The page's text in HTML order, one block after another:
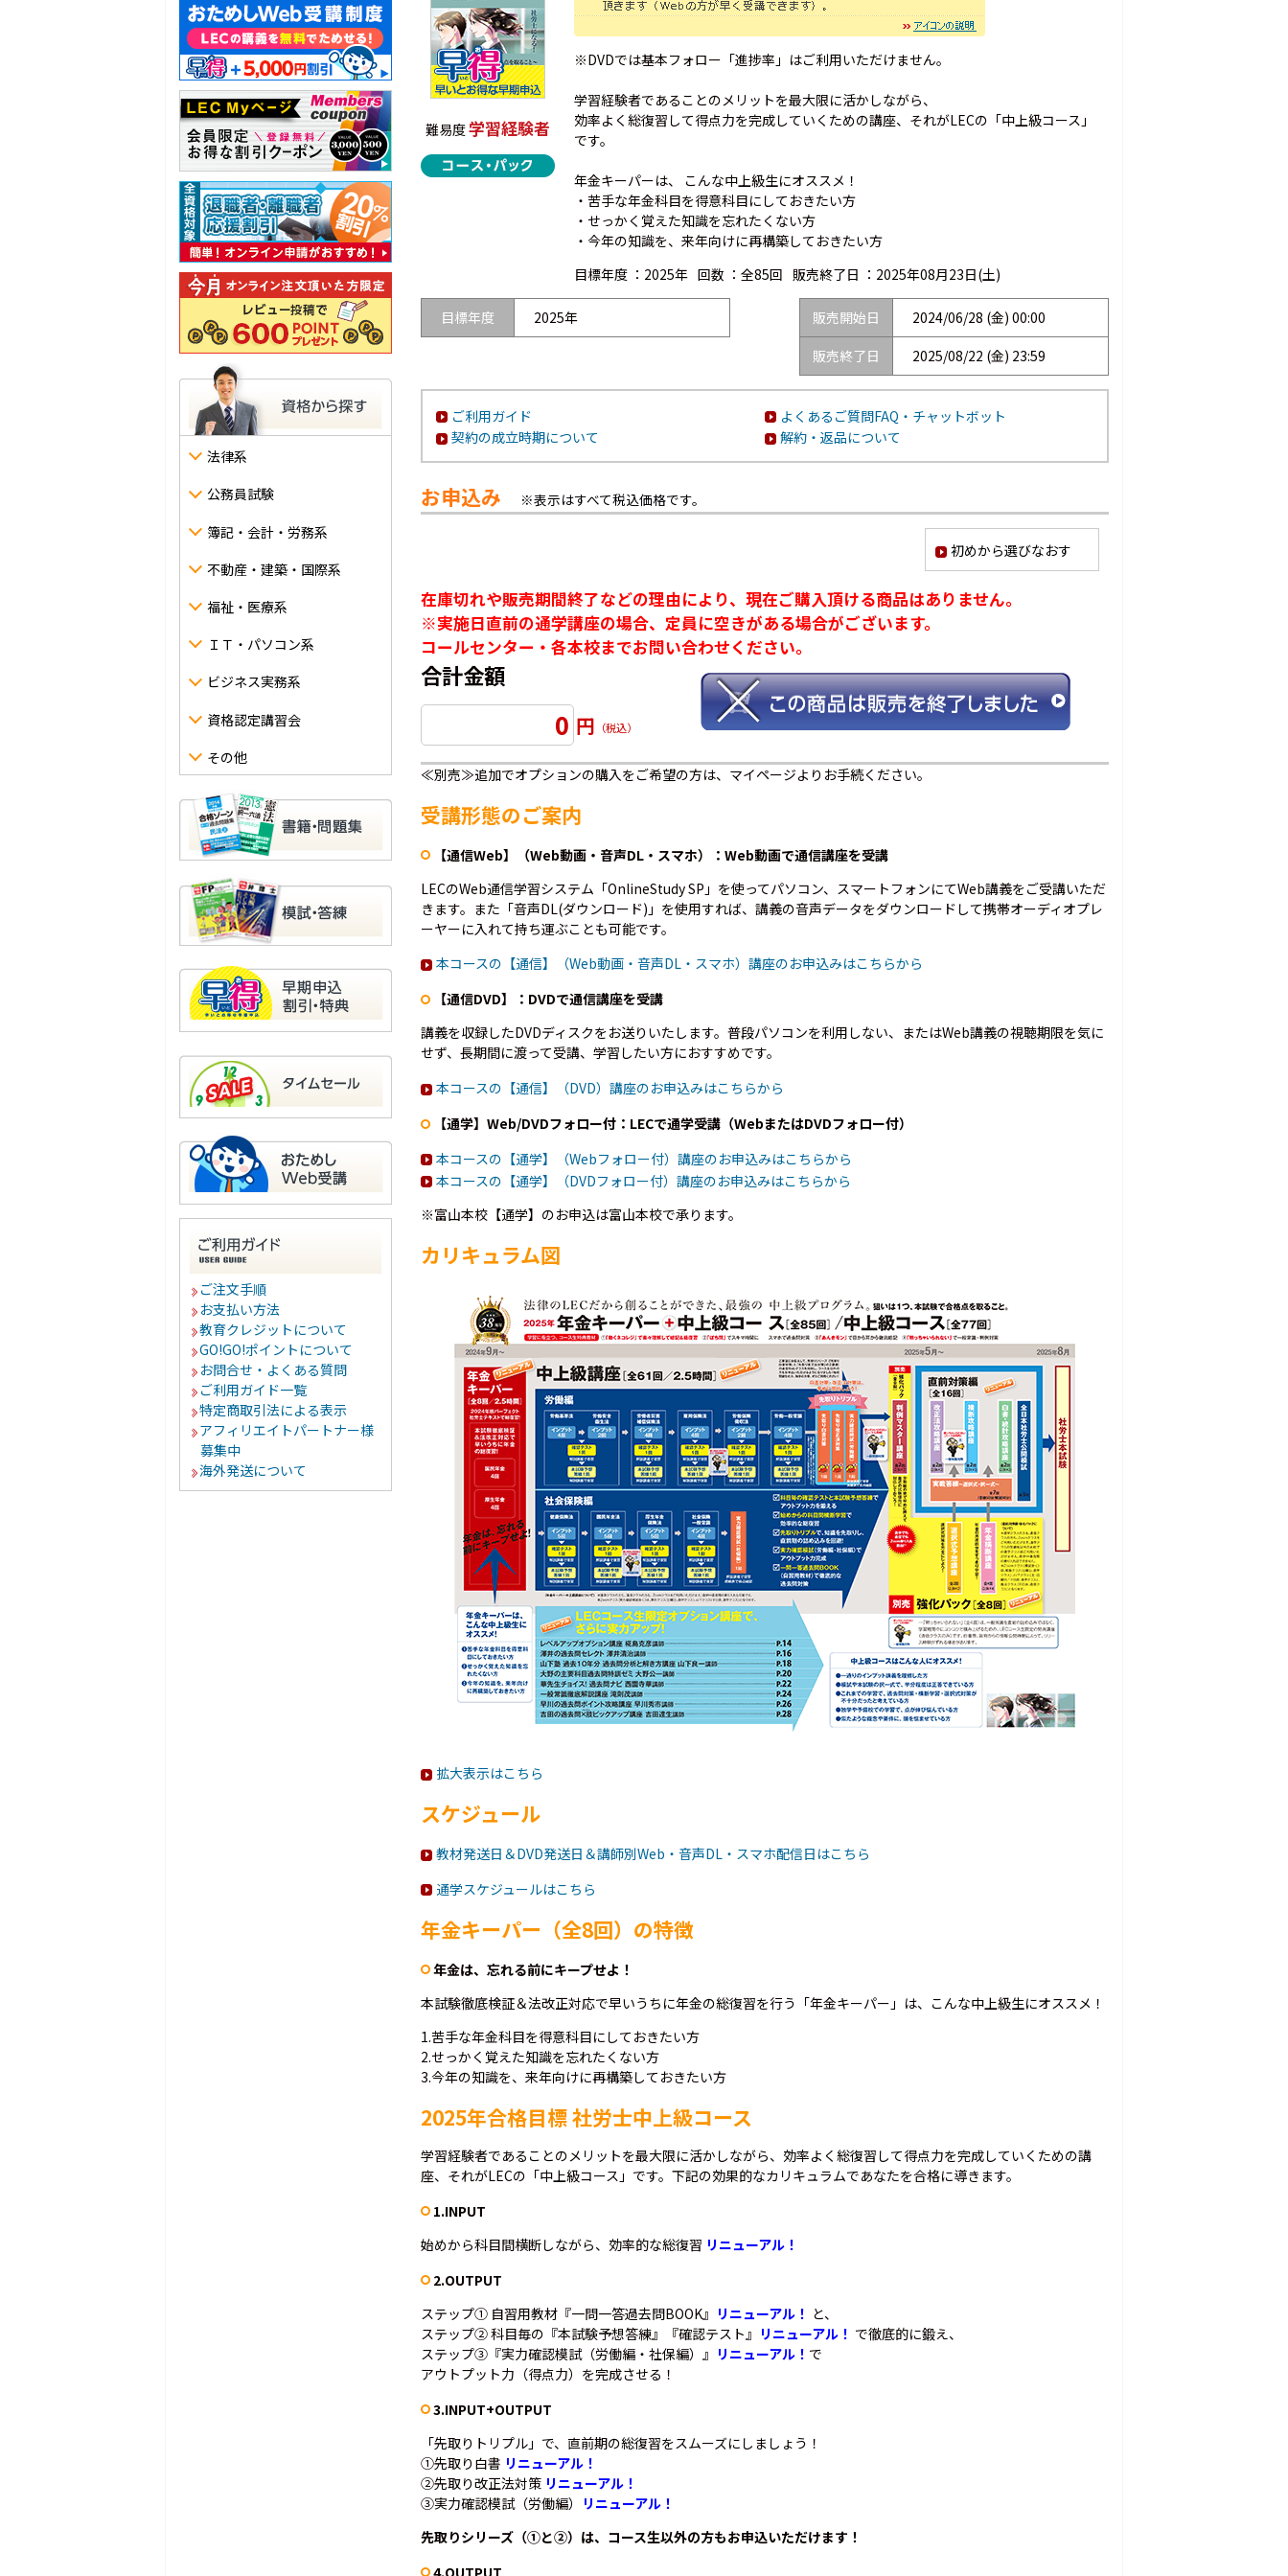
法律系
公務員試験
簿記・会計・労務系
不動産・建築・国際系
福祉・医療系
ＩＴ・パソコン系
ビジネス実務系
資格認定講習会
その他
ご注文手順
お支払い方法
教育クレジットについて
GO!GO!ポイントについて
お問合せ・よくある質問
ご利用ガイド一覧
特定商取引法による表示
アフィリエイトパートナー様
募集中
海外発送について
難易度学習経験者
※DVDでは基本フォロー「進捗率」はご利用いただけません。
学習経験者であることのメリットを最大限に活かしながら、
効率よく総復習して得点力を完成していくための講座、それがLECの「中上級コース」
です。
年金キーパーは、 こんな中上級生にオススメ！
・苦手な年金科目を得意科目にしておきたい方
・せっかく覚えた知識を忘れたくない方
・今年の知識を、来年向けに再構築しておきたい方
目標年度 ： 2025年 回数 ： 全85回 販売終了日 ： 2025年08月23日(土)
目標年度 2025年 販売開始日
2024/06/28 (金) 00:00
販売終了日
2025/08/22 (金) 23:59
ご利用ガイド
よくあるご質問FAQ・チャットボット
契約の成立時期について
解約・返品について
お申込み ※表示はすべて税込価格です。
初めから選びなおす
在庫切れや販売期間終了などの理由により、現在ご購入頂ける商品はありません。
※実施日直前の通学講座の場合、定員に空きがある場合がございます。
コールセンター・各本校までお問い合わせください。
合計金額
0 円 （税込）
≪別売≫追加でオプションの購入をご希望の方は、マイページよりお手続ください。
受講形態のご案内
【通信Web】（Web動画・音声DL・スマホ）：Web動画で通信講座を受講
LECのWeb通信学習システム「OnlineStudy SP」を使ってパソコン、スマートフォンにてWeb講義をご受講いただ
きます。また「音声DL(ダウンロード)」を使用すれば、講義の音声データをダウンロードして携帯オーディオプレ
ーヤーに入れて持ち運ぶことも可能です。
本コースの【通信】（Web動画・音声DL・スマホ）講座のお申込みはこちらから
【通信DVD】：DVDで通信講座を受講
講義を収録したDVDディスクをお送りいたします。普段パソコンを利用しない、またはWeb講義の視聴期限を気に
せず、長期間に渡って受講、学習したい方におすすめです。
本コースの【通信】（DVD）講座のお申込みはこちらから
【通学】Web/DVDフォロー付：LECで通学受講（WebまたはDVDフォロー付）
本コースの【通学】（Webフォロー付）講座のお申込みはこちらから
本コースの【通学】（DVDフォロー付）講座のお申込みはこちらから
※富山本校【通学】のお申込は富山本校で承ります。
カリキュラム図
拡大表示はこちら
スケジュール
教材発送日＆DVD発送日＆講師別Web・音声DL・スマホ配信日はこちら
通学スケジュールはこちら
年金キーパー（全8回）の特徴
年金は、忘れる前にキープせよ！
本試験徹底検証＆法改正対応で早いうちに年金の総復習を行う「年金キーパー」は、こんな中上級生にオススメ！
1.苦手な年金科目を得意科目にしておきたい方
2.せっかく覚えた知識を忘れたくない方
3.今年の知識を、来年向けに再構築しておきたい方
2025年合格目標 社労士中上級コース
学習経験者であることのメリットを最大限に活かしながら、効率よく総復習して得点力を完成していくための講
座、それがLECの「中上級コース」です。下記の効果的なカリキュラムであなたを合格に導きます。
1.INPUT
始めから科目間横断しながら、効率的な総復習 リニューアル！
2.OUTPUT
ステップ① 自習用教材『一問一答過去問BOOK』 リニューアル！ と、
ステップ② 科目毎の『本試験予想答練』『確認テスト』 リニューアル！ で徹底的に鍛え、
ステップ③『実力確認模試（労働編・社保編）』 リニューアル！ で
アウトプット力（得点力）を完成させる！
3.INPUT+OUTPUT
「先取りトリプル」で、直前期の総復習をスムーズにしましょう！
①先取り白書 リニューアル！
②先取り改正法対策 リニューアル！
③実力確認模試（労働編）
リニューアル！
先取りシリーズ（①と②）は、コース生以外の方もお申込いただけます！
4.OUTPUT